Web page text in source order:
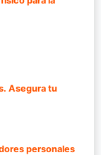
Asegura tu
personales